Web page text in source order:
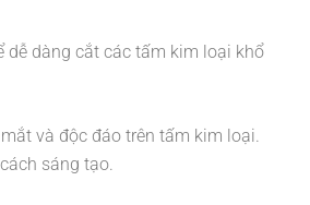
dễ dàng cắt các tấm kim loại khổ
và độc đáo trên tấm kim loại.
sáng tạo.